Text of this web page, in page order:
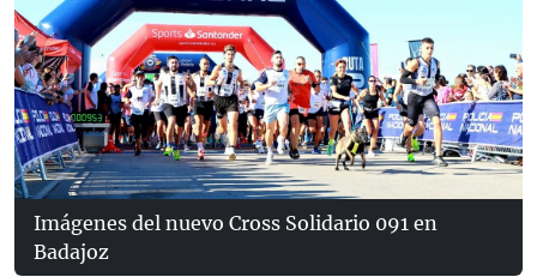
Imágenes del nuevo Cross Solidario 091 en
Badajoz